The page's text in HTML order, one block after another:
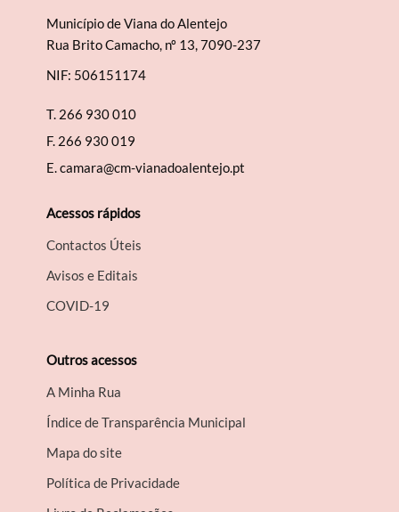
Município de Viana do Alentejo
Rua Brito Camacho, nº 13, 7090-237
NIF: 506151174
T. 266 930 010
F. 266 930 019
E.camara@cm-vianadoalentejo.pt
Acessos rápidos
Contactos Úteis
Avisos e Editais
COVID-19
Outros acessos
A Minha Rua
Índice de Transparência Municipal
Mapa do site
Política de Privacidade